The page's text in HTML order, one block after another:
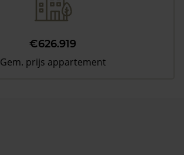
€626.919
Gem. prijs appartement